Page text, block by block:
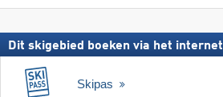
Dit skigebied boeken via het internet
Skipas